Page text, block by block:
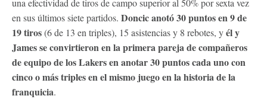
una efectividad de tiros de campo superior al 50% por sexta vez
en sus últimos siete partidos. Doncic anotó 30 puntos en 9 de
19 tiros(6 de 13 en triples), 15 asistencias y 8 rebotes, yél y
James se convirtieron en la primera pareja de compañeros
de equipo de los Lakers en anotar 30 puntos cada uno con
cinco o más triples en el mismo juego en la historia de la
franquicia.